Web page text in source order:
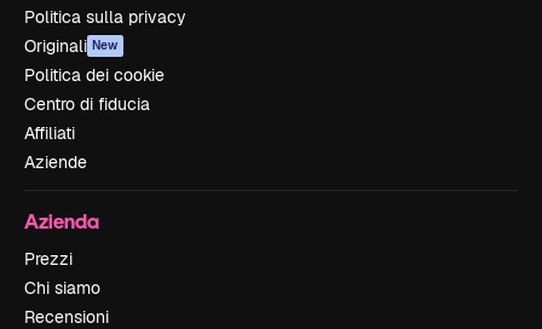
Politica sulla privacy
Originali New
Politica dei cookie
Centro di fiducia
Affiliati
Aziende
Azienda
Prezzi
Chi siamo
Recensioni